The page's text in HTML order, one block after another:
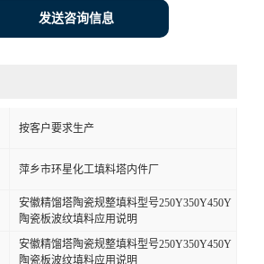
发送咨询信息
按客户要求生产
萍乡市环星化工填料塔内件厂
安徽精馏塔陶瓷规整填料型号250Y350Y450Y
陶瓷板波纹填料应用说明
安徽精馏塔陶瓷规整填料型号250Y350Y450Y
陶瓷板波纹填料应用说明